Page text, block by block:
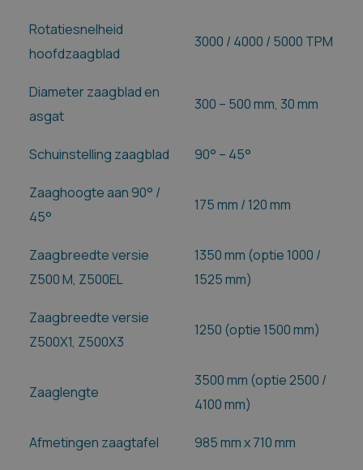
Rotatiesnelheid
hoofdzaagblad
3000 / 4000 / 5000 TPM
Diameter zaagblad en
asgat
300 – 500 mm, 30 mm
Schuinstelling zaagblad 90° – 45°
Zaaghoogte aan 90° /
45°
175 mm / 120 mm
Zaagbreedte versie
Z500 M, Z500EL
1350 mm (optie 1000 /
1525 mm)
Zaagbreedte versie
Z500X1, Z500X3
1250 (optie 1500 mm)
Zaaglengte
3500 mm (optie 2500 /
4100 mm)
Afmetingen zaagtafel 985 mm x 710 mm